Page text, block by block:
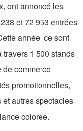
ont annoncé les
et 72 953 entrées
année, ce sont
travers 1 500 stands
de commerce
promotionnelles,
autres spectacles
colorée.